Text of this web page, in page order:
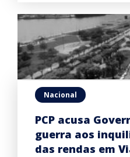
Nacional
PCP acusa
guerra aos
das rendas em